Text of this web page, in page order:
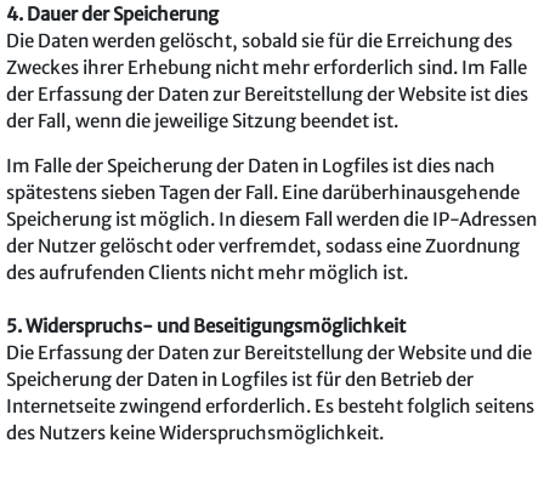
4. Dauer der Speicherung
Die Daten werden gelöscht, sobald sie für die Erreichung des
Zweckes ihrer Erhebung nicht mehr erforderlich sind. Im Falle
der Erfassung der Daten zur Bereitstellung der Website ist dies
der Fall, wenn die jeweilige Sitzung beendet ist.
Im Falle der Speicherung der Daten in Logfiles ist dies nach
spätestens sieben Tagen der Fall. Eine darüberhinausgehende
Speicherung ist möglich. In diesem Fall werden die IP-Adressen
der Nutzer gelöscht oder verfremdet, sodass eine Zuordnung
des aufrufenden Clients nicht mehr möglich ist.
5. Widerspruchs- und Beseitigungsmöglichkeit
Die Erfassung der Daten zur Bereitstellung der Website und die
Speicherung der Daten in Logfiles ist für den Betrieb der
Internetseite zwingend erforderlich. Es besteht folglich seitens
des Nutzers keine Widerspruchsmöglichkeit.